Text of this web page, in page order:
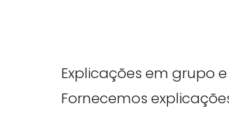
Explicações em grupo
Fornecemos